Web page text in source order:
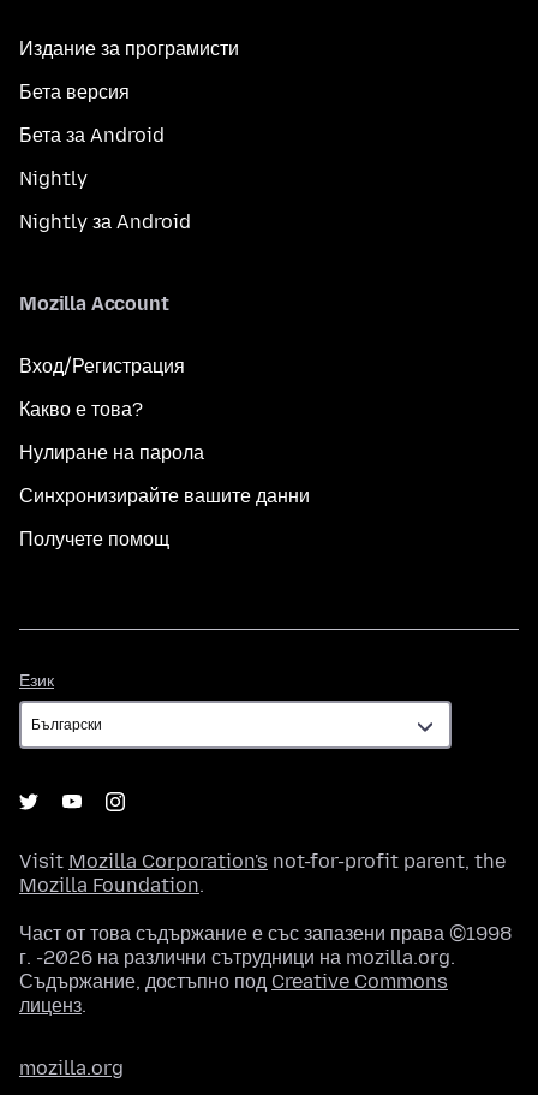
Издание за програмисти
Бета версия
Бета за Android
Nightly
Nightly за Android
Mozilla Account
Вход/Регистрация
Какво е това?
Нулиране на парола
Синхронизирайте вашите данни
Получете помощ
Език
Visit Mozilla Corporation's not-for-profit parent, the
Mozilla Foundation.
Част от това съдържание е със запазени права ©1998
г. -2026 на различни сътрудници на mozilla.org.
Съдържание, достъпно под Creative Commons
лиценз.
mozilla.org